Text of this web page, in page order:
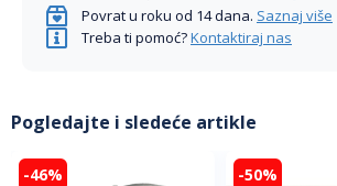
Povrat u roku od 14 dana. Saznaj više
Treba ti pomoć?Kontaktiraj nas
Pogledajte i sledeće artikle
-46% -50%